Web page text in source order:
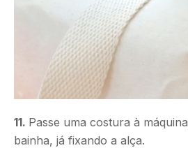
11. Passe uma costura à
bainha, já fixando a alça.